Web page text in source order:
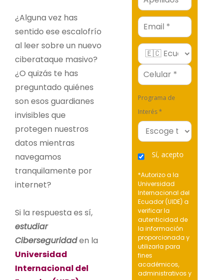
¿Alguna vez has
sentido ese escalofrío
al leer sobre un nuevo
ciberataque masivo?
¿O quizás te has
preguntado quiénes
son esos guardianes
invisibles que
protegen nuestros
datos mientras
navegamos
tranquilamente por
internet?
Si la respuesta es sí,
estudiar
Ciberseguridaden la
Universidad
Internacional del
Email
Programa de
Interés *
Sí, acepto
*Autorizo a la
Universidad
Internacional del
Ecuador (UIDE) a
verificar la
autenticidad de
la información
proporcionada y
utilizarla para
fines
académicos,
administrativos y